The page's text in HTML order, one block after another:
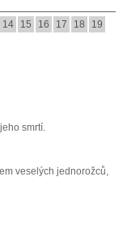
14 15 16 17 18
19
smrtí.
veselých jednorožců,